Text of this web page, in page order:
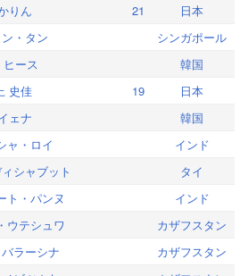
りん 21
日本
・タン
シンガポール
ース
韓国
史佳 19
日本
ェナ
韓国
ャ・ロイ
インド
シャブット
タイ
ト・パンヌ
インド
ウテシュワ
カザフスタン
ラーシナ
カザフスタン